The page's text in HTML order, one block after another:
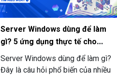
Server Windows dùng để làm
gì? 5 ứng dụng thực tế cho
doanh nghiệp
Server Windows dùng để làm gì?
Đây là câu hỏi phổ biến của nhiều